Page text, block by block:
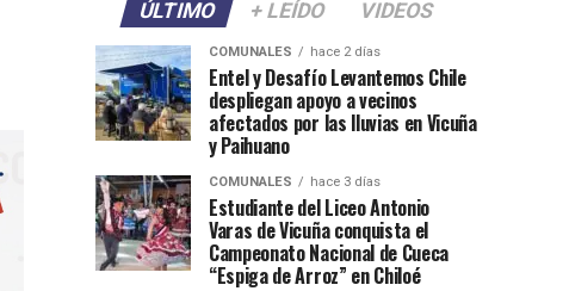
ÚLTIMO + LEÍDO VIDEOS
COMUNALES hace 2 días
Entel y Desafío Levantemos Chile
despliegan apoyo a vecinos
afectados por las lluvias en Vicuña
y Paihuano
COMUNALES hace 3 días
Estudiante del Liceo Antonio
Varas de Vicuña conquista el
Campeonato Nacional de Cueca
“Espiga de Arroz” en Chiloé